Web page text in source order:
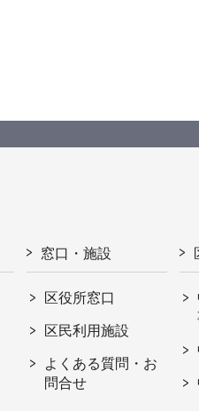
窓口・施設
区役所窓口
区民利用施設
よくある質問・お
問合せ